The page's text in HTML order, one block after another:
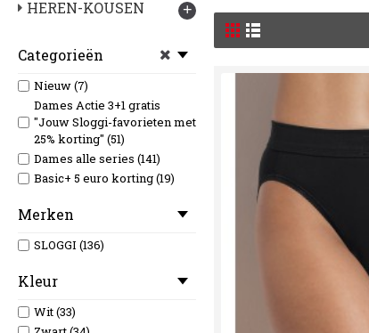
HEREN-KOUSEN +
Categorieën
Nieuw (7)
Dames Actie 3+1 gratis
"Jouw Sloggi-favorieten met
25% korting" (51)
Dames alle series (141)
Basic+ 5 euro korting (19)
Merken
SLOGGI (136)
Kleur
Wit (33)